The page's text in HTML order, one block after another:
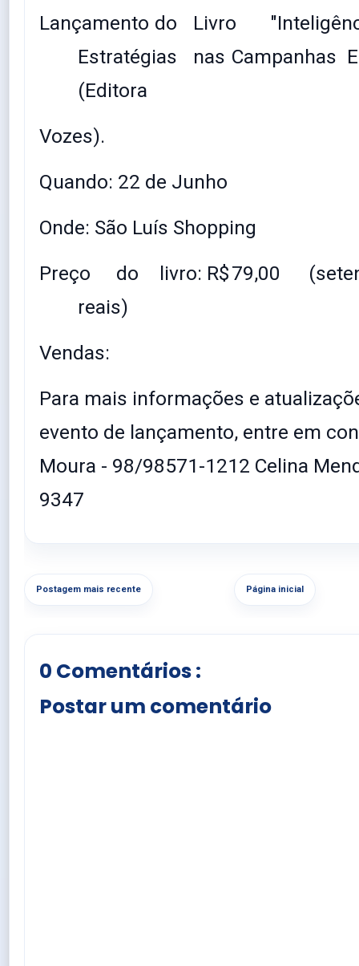
Lançamento do Livro
Estratégias
nas Campanhas
(Editora
Vozes).
Quando: 22 de Junho
Onde: São Luís Shopping
Preço
do livro: R$79,00
reais)
Vendas:
Para mais informações e
evento de lançamento, entre em
Moura - 98/98571-1212 Celina
9347
Postagem mais recente Página inicial
0 Comentários :
Postar um comentário